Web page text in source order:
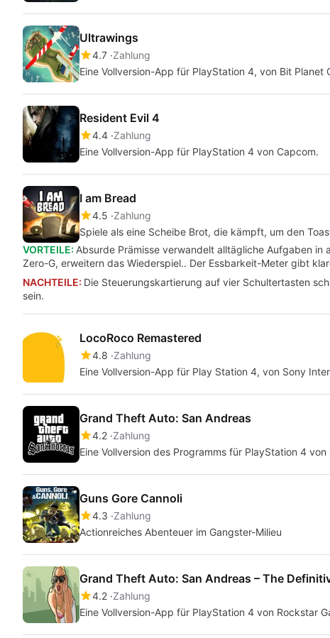
Ultrawings
4.7 Zahlung
Eine Vollversion-App für PlayStation 4, von Bit Planet
Resident Evil 4
4.4 Zahlung
Eine Vollversion-App für PlayStation 4 von Capcom.
I am Bread
4.5 Zahlung
Spiele als eine Scheibe Brot, die kämpft, um den
VORTEILE: Absurde Prämisse verwandelt alltägliche Aufgaben in
Zero-G, erweitern das Wiederspiel.. Der Essbarkeit-Meter gibt
NACHTEILE: Die Steuerungskartierung auf vier Schultertasten
sein.
LocoRoco Remastered
4.8 Zahlung
Eine Vollversion-App für Play Station 4, von Sony
Grand Theft Auto: San Andreas
4.2 Zahlung
Eine Vollversion des Programms für PlayStation 4 von
Guns Gore Cannoli
4.3 Zahlung
Actionreiches Abenteuer im Gangster-Milieu
Grand Theft Auto: San Andreas – The
4.2 Zahlung
Eine Vollversion-App für PlayStation 4 von Rockstar